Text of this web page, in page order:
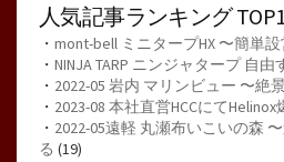
人気記事ランキング
・ mont-bell ミニタープHX 〜簡単
・ NINJA TARP ニンジャタープ 自由
・ 2022-05 岩内 マリンビュー 〜絶
・ 2023-08 本社直営HCCにてHelinox
・ 2022-05遠軽 丸瀬布いこいの森
る (19)